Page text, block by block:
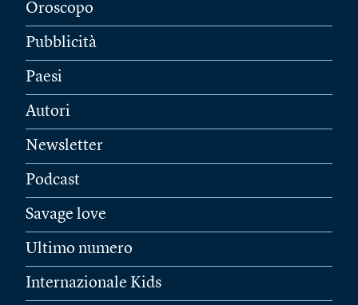
Oroscopo
Pubblicità
Paesi
Autori
Newsletter
Podcast
Savage love
Ultimo numero
Internazionale Kids